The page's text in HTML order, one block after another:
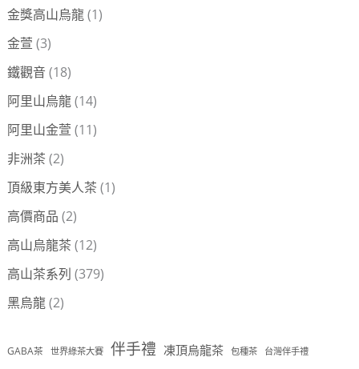
金獎高山烏龍(1)
金萱 (3)
鐵觀音 (18)
阿里山烏龍(14)
阿里山金萱 (11)
非洲茶 (2)
頂級東方美人茶 (1)
高價商品 (2)
高山烏龍茶 (12)
高山茶系列 (379)
黑烏龍(2)
GABA茶 世界綠茶大賽 伴手禮 凍頂烏龍茶 包種茶 台灣伴手禮